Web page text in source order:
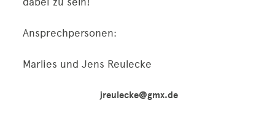
Ansprechpersonen:
Marlies und Jens Reulecke
jreulecke@gmx.de